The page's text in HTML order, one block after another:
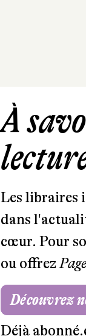
À
Les libraires
dans
cœur. Pour
ou offrez
Découvrez
Déjà